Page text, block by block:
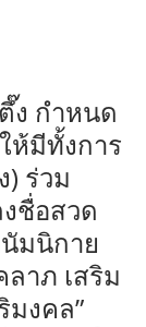
ง กำหนด
ห้มีทั้งการ
) ร่วม
ชื่อสวด
มนิกาย
ลาภ เสริม
มงคล”